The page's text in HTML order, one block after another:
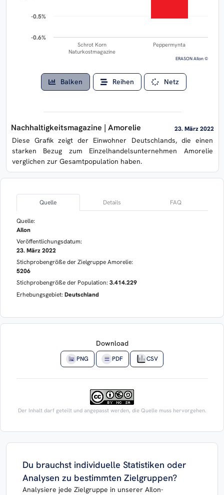
Schrot Korn
Naturkostmagazine
Peppermynta
-0.6%
-0.6%
-0.5%
-0.5%
ERASON AIlon ©
Balken Reihen Netz
Nachhaltigkeitsmagazine | Amorelie 23. März 2022
Diese Grafik zeigt der Einwohner Deutschlands, die einen
starken Bezug zum Einzelhandelsunternehmen Amorelie
verglichen zur Gesamtpopulation haben.
Quelle Details FAQ
Quelle:
AIlon
Veröffentlichungsdatum:
23. März 2022
Stichprobengröße der Zielgruppe Amorelie:
5206
Stichprobengröße der Population: 3.414.229
Erhebungsgebiet: Deutschland
Download
PNG PDF CSV
Der Inhalt darf geteilt und angepasst werden, die Quelle muss hervorgehen.
Du brauchst individuelle Statistiken oder
Analysen zu bestimmten Zielgruppen?
Analysiere jede Zielgruppe in unserer AIlon-